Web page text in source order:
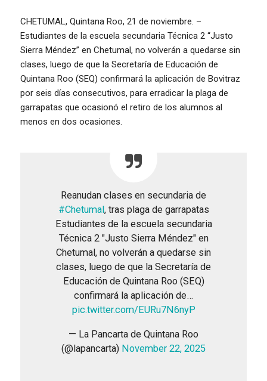
CHETUMAL, Quintana Roo, 21 de noviembre. –
Estudiantes de la escuela secundaria Técnica 2 “Justo
Sierra Méndez” en Chetumal, no volverán a quedarse sin
clases, luego de que la Secretaría de Educación de
Quintana Roo (SEQ) confirmará la aplicación de Bovitraz
por seis días consecutivos, para erradicar la plaga de
garrapatas que ocasionó el retiro de los alumnos al
menos en dos ocasiones.
Reanudan clases en secundaria de
#Chetumal , tras plaga de garrapatas
Estudiantes de la escuela secundaria
Técnica 2 "Justo Sierra Méndez" en
Chetumal, no volverán a quedarse sin
clases, luego de que la Secretaría de
Educación de Quintana Roo (SEQ)
confirmará la aplicación de…
pic.twitter.com/EURu7N6nyP
— La Pancarta de Quintana Roo
(@lapancarta) November 22, 2025